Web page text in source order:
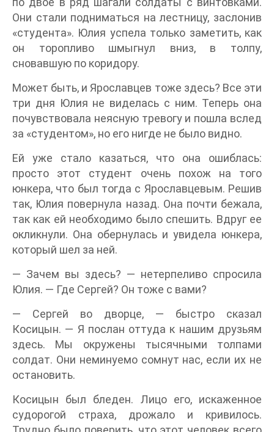
Они стали подниматься на лестницу, заслонив
«студента». Юлия успела только заметить, как
он торопливо шмыгнул вниз, в толпу,
сновавшую по коридору.
Может быть, и Ярославцев тоже здесь? Все эти
три дня Юлия не виделась с ним. Теперь она
почувствовала неясную тревогу и пошла вслед
за «студентом», но его нигде не было видно.
Ей уже стало казаться, что она ошиблась:
просто этот студент очень похож на того
юнкера, что был тогда с Ярославцевым. Решив
так, Юлия повернула назад. Она почти бежала,
так как ей необходимо было спешить. Вдруг ее
окликнули. Она обернулась и увидела юнкера,
который шел за ней.
— Зачем вы здесь? — нетерпеливо спросила
Юлия. — Где Сергей? Он тоже с вами?
— Сергей во дворце, — быстро сказал
Косицын. — Я послан оттуда к нашим друзьям
здесь. Мы окружены тысячными толпами
солдат. Они неминуемо сомнут нас, если их не
остановить.
Косицын был бледен. Лицо его, искаженное
судорогой страха, дрожало и кривилось.